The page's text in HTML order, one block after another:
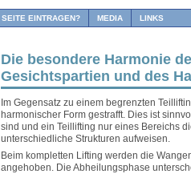
SEITE EINTRAGEN? MEDIA LINKS
Die besondere Harmonie
Gesichtspartien und des
Im Gegensatz zu einem begrenzten
harmonischer Form gestrafft. Dies ist
sind und ein Teillifting nur eines Bereichs
unterschiedliche Strukturen aufweisen.
Beim kompletten Lifting werden die
angehoben. Die Abheilungsphase